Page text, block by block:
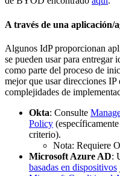
A través de una aplicación/
Algunos IdP proporcionan
se pueden usar para entregar
como parte del proceso de
mejor que usar direcciones
complejidades de
Okta: Consulte
Policy
criterio).
Nota: Requiere
Microsoft Azure AD:
basadas en dispositivos